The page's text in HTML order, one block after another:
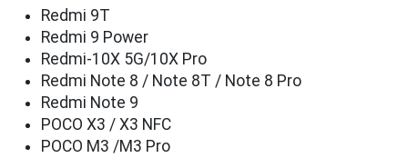
Redmi 9T
Redmi 9 Power
Redmi-10X 5G/10X Pro
Redmi Note 8 / Note 8Т / Note 8 Pro
Redmi Note 9
POCO X3 / X3 NFC
POCO M3 /M3 Pro